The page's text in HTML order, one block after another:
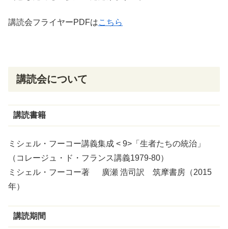
講読会フライヤーPDFはこちら
講読会について
講読書籍
ミシェル・フーコー講義集成 < 9>「生者たちの統治」
（コレージュ・ド・フランス講義1979-80）
ミシェル・フーコー著 廣瀬 浩司訳 筑摩書房（2015
年）
講読期間